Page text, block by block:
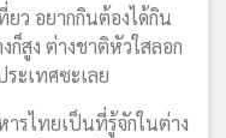
ยว อยากกินต้องได้กิน
ก็สูง ต่างชาติหัวใสลอก
ะเทศซะเลย
รไทยเป็นที่รู้จักในต่าง